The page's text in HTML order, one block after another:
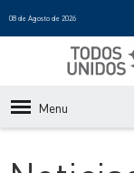
08 de Agosto de 2026
Menu